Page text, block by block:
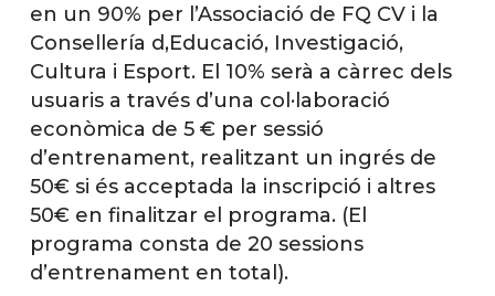
en un 90% per l’Associació de FQ CV i la
Consellería d,Educació, Investigació,
Cultura i Esport. El 10% serà a càrrec dels
usuaris a través d’una col·laboració
econòmica de 5 € per sessió
d’entrenament, realitzant un ingrés de
50€ si és acceptada la inscripció i altres
50€ en finalitzar el programa. (El
programa consta de 20 sessions
d’entrenament en total).